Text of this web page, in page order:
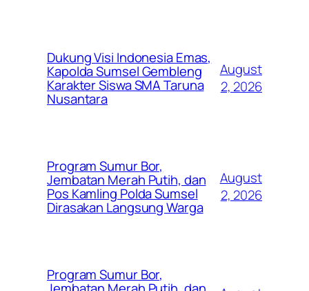
Dukung Visi Indonesia Emas,
Kapolda Sumsel Gembleng
Karakter Siswa SMA Taruna
Nusantara
August
2, 2026
Program Sumur Bor,
Jembatan Merah Putih, dan
Pos Kamling Polda Sumsel
Dirasakan Langsung Warga
August
2, 2026
Program Sumur Bor,